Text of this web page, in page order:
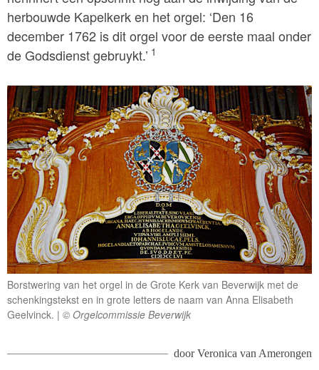
herbouwde Kapelkerk en het orgel: ‘Den 16
december 1762 is dit orgel voor de eerste maal onder
de Godsdienst gebruykt.’ 1
Borstwering van het orgel in de Grote Kerk van Beverwijk met de
schenkingstekst en in grote letters de naam van Anna Elisabeth
Geelvinck.
© Orgelcommissie Beverwijk
doorVeronica van Amerongen